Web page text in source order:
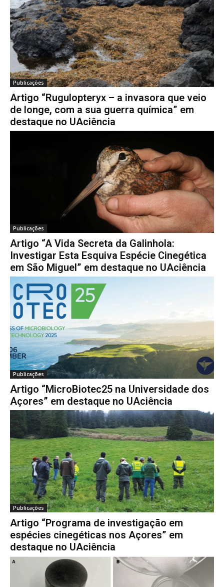
Publicações
Artigo “Rugulopteryx – a invasora que veio
de longe, com a sua guerra química” em
destaque no UAciência
Publicações
Artigo “A Vida Secreta da Galinhola:
Investigar Esta Esquiva Espécie Cinegética
em São Miguel” em destaque no UAciência
Publicações
Artigo “MicroBiotec25 na Universidade dos
Açores” em destaque no UAciência
Publicações
Artigo “Programa de investigação em
espécies cinegéticas nos Açores” em
destaque no UAciência